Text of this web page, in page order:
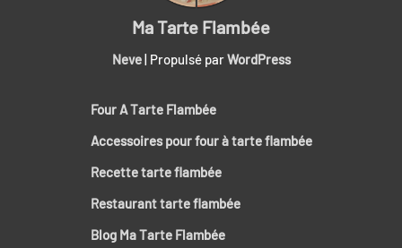
Ma Tarte Flambée
Neve| Propulsé parWordPress
Four A Tarte Flambée
Accessoires pour four à tarte flambée
Recette tarte flambée
Restaurant tarte flambée
Blog Ma Tarte Flambée